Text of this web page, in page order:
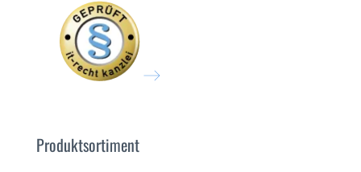
Produktsortiment